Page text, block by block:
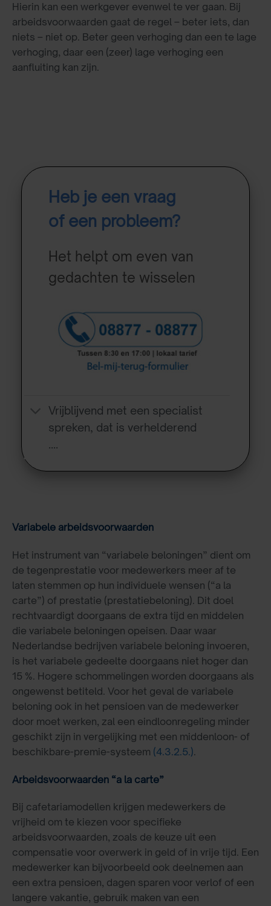
Hierin kan een werkgever evenwel te ver gaan. Bij
arbeidsvoorwaarden gaat de regel – beter iets, dan
niets – niet op. Beter geen verhoging dan een te lage
verhoging, daar een (zeer) lage verhoging een
aanfluiting kan zijn.
Heb je een vraag
of een probleem?
Het helpt om even van
gedachten te wisselen
Vrijblijvend met een specialist
spreken, dat is verhelderend
….
Variabele arbeidsvoorwaarden
Het instrument van “variabele beloningen” dient om
de tegenprestatie voor medewerkers meer af te
laten stemmen op hun individuele wensen (“a la
carte”) of prestatie (prestatiebeloning). Dit doel
rechtvaardigt doorgaans de extra tijd en middelen
die variabele beloningen opeisen. Daar waar
Nederlandse bedrijven variabele beloning invoeren,
is het variabele gedeelte doorgaans niet hoger dan
15 %. Hogere schommelingen worden doorgaans als
ongewenst betiteld. Voor het geval de variabele
beloning ook in het pensioen van de medewerker
door moet werken, zal een eindloonregeling minder
geschikt zijn in vergelijking met een middenloon- of
beschikbare-premie-systeem (4.3.2.5.).
Arbeidsvoorwaarden “a la carte”
Bij cafetariamodellen krijgen medewerkers de
vrijheid om te kiezen voor specifieke
arbeidsvoorwaarden, zoals de keuze uit een
compensatie voor overwerk in geld of in vrije tijd. Een
medewerker kan bijvoorbeeld ook deelnemen aan
een extra pensioen, dagen sparen voor verlof of een
langere vakantie, gebruik maken van een